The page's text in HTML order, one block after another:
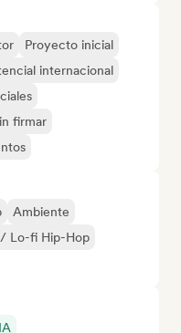
Proyecto inicial
internacional
firmar
Ambiente
Lo-fi Hip-Hop